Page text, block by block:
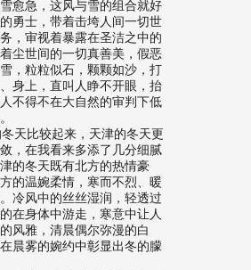
愈急，这风与雪的组合就好
勇士，带着击垮人间一切世
，审视着暴露在圣洁之中的
尘世间的一切真善美，假恶
，粒粒似石，颗颗如沙，打
身上，直叫人睁不开眼，抬
不得不在大自然的审判下低
天比较起来，天津的冬天更
，在我看来多添了几分细腻
的冬天既有北方的热情豪
的温婉柔情，寒而不烈、暖
冷风中的丝丝湿润，轻透过
在身体中游走，寒意中让人
风雅，清晨偶尔弥漫的白
晨雾的婉约中彰显出冬的朦